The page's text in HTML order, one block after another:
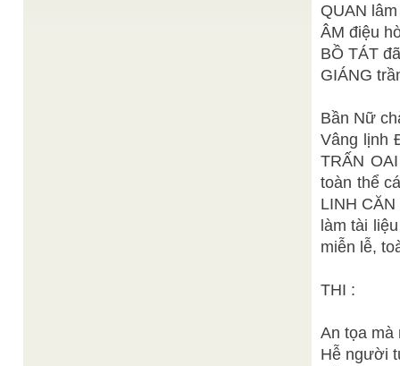
QUAN
ÂM điệu
BỒ TÁT
GIÁNG
Bần Nữ
Vâng lịnh
TRẤN
toàn thể
LINH
làm tài
miễn lễ,
THI :
An tọa mà
Hễ người